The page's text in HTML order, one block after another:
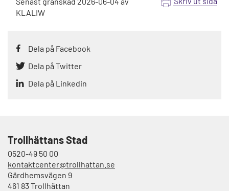
KLALIW
Dela på Facebook
Dela på Twitter
Dela på Linkedin
Trollhättans Stad
0520-49 50 00
kontaktcenter@trollhattan.se
Gärdhemsvägen 9
461 83 Trollhättan